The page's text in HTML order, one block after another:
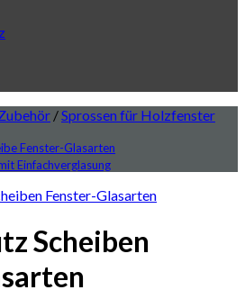
/Sprossen für Holzfenster
Scheiben